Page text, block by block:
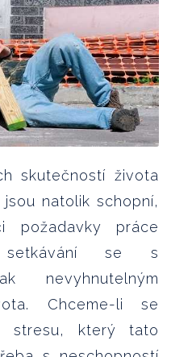
skutečností života
natolik schopní,
práce
setkávání se s
nevyhnutelným
Chceme-li se
stresu, který tato